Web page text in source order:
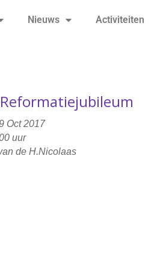
Nieuws Activiteiten
Oct 2017
uur
de H.Nicolaas